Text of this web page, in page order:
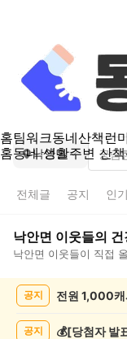
홈팀워크동네산책런
홈동네 생활주변 산책
낙안면
전체글 공지 인기
낙안면 이웃들의
낙안면 이웃들이 직접
공지 전원 1,000
공지